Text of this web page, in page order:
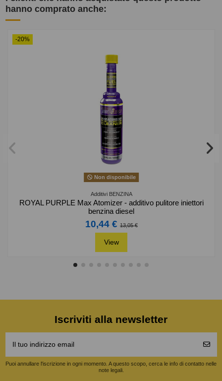
hanno comprato anche:
-20%
Non disponibile
Additivi BENZINA
ROYAL PURPLE Max Atomizer - additivo pulitore iniettori
benzina diesel
10,44 € 13,05 €
View
Iscriviti alla newsletter
Puoi annullare l'iscrizione in ogni momento. A questo scopo, cerca le info di contatto nelle
note legali.